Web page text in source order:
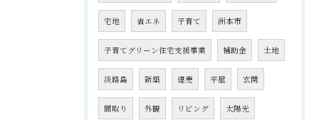
宅地 省エネ 子育て 洲本市
子育てグリーン住宅支援事業 補助金 土地
淡路島 新築 建売 平屋 玄関
間取り 外観 リビング 太陽光